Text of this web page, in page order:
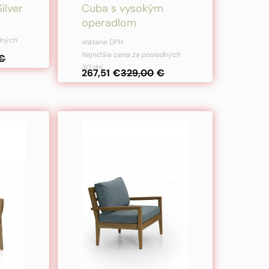
Cuba s vysokým
operadlom
329,00 €
Pôvodná
cena
bola:
329,00€.
267,51 €
Aktuálna
cena
je:
267,51€.
vrátane DPH
Najnižšia cena za posledných
30 dní